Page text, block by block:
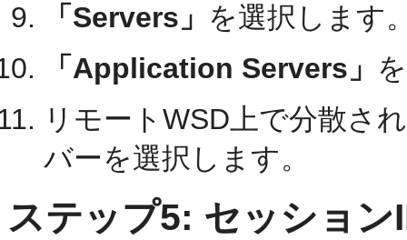
「Servers」 を選択します
「Application Servers」
リモートWSD上で分散さ
バーを選択します。
ステップ5: セッション